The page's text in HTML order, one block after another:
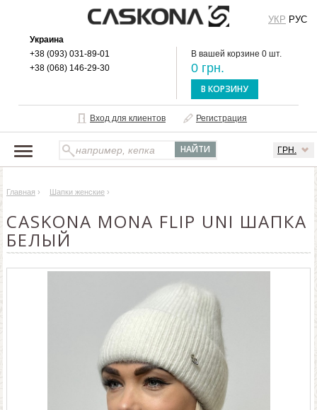
Украина
+38 (093) 031-89-01
+38 (068) 146-29-30
В вашей корзине 0 шт.
0 грн.
В КОРЗИНУ
Вход для клиентов Регистрация
ГРН.
УКР РУС
О БРЕНДЕ
ДОСТАВКА И ОПЛАТА
ОПТОВЫМ КЛИЕНТАМ
Главная › Шапки женские ›
CASKONA MONA FLIP UNI ШАПКА
БЕЛЫЙ